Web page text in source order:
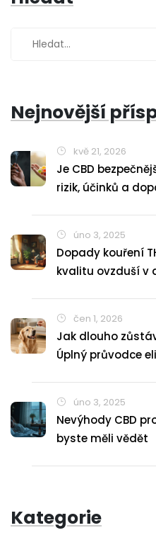
Nejnovější
kvě 21, 2026
Je CBD
rizik, účinků a
úno 3, 2025
Dopady kouření
kvalitu ovzduší v
čen 1, 2026
Jak dlouho
Úplný průvodce
úno 3, 2025
Nevýhody CBD
byste měli vědět
Kategorie